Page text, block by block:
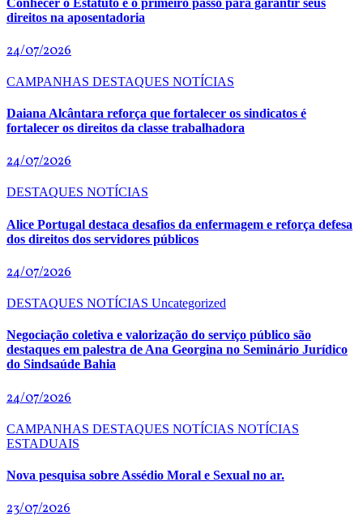
direitos na aposentadoria
24/07/2026
CAMPANHAS DESTAQUES NOTÍCIAS
Daiana Alcântara reforça que fortalecer os sindicatos é
fortalecer os direitos da classe trabalhadora
24/07/2026
DESTAQUES NOTÍCIAS
Alice Portugal destaca desafios da enfermagem e reforça defesa
dos direitos dos servidores públicos
24/07/2026
DESTAQUES NOTÍCIAS Uncategorized
Negociação coletiva e valorização do serviço público são
destaques em palestra de Ana Georgina no Seminário Jurídico
do Sindsaúde Bahia
24/07/2026
CAMPANHAS DESTAQUES NOTÍCIAS NOTÍCIAS
ESTADUAIS
Nova pesquisa sobre Assédio Moral e Sexual no ar.
23/07/2026